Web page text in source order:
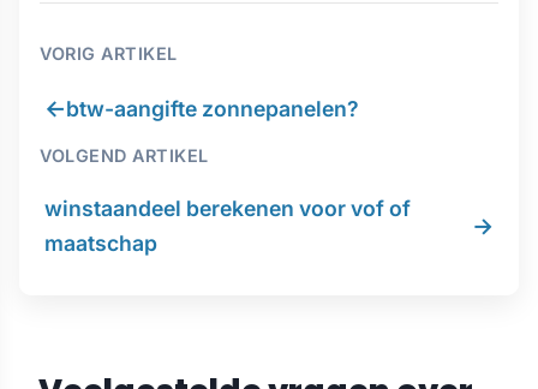
VORIG ARTIKEL
←btw-aangifte zonnepanelen?
VOLGEND ARTIKEL
winstaandeel berekenen voor vof of
maatschap
→